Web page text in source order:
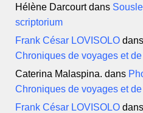
Hélène Darcourtdans
scriptorium
Frank César LOVISOLO dans
Chroniques de voyages et
Caterina Malaspina. dans
Chroniques de voyages et
Frank César LOVISOLO